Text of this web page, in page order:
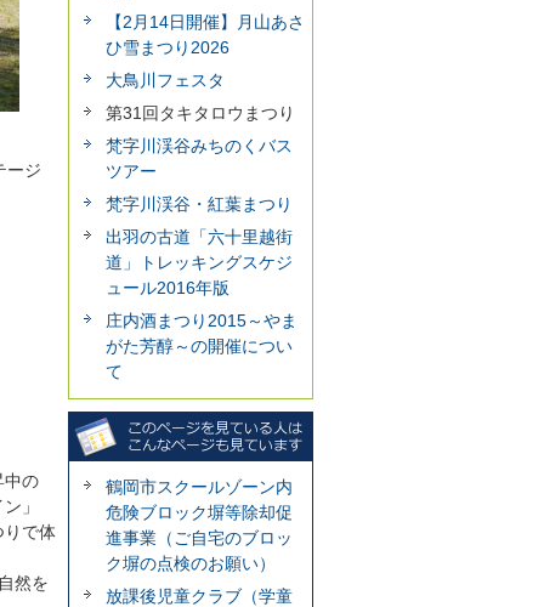
ージ
中の
」
りで体
然を
【2月14日開催】月山あさ
ひ雪まつり2026
大鳥川フェスタ
第31回タキタロウまつり
梵字川渓谷みちのくバス
ツアー
梵字川渓谷・紅葉まつり
出羽の古道「六十里越街
道」トレッキングスケジ
ュール2016年版
庄内酒まつり2015～やま
がた芳醇～の開催につい
て
鶴岡市スクールゾーン内
危険ブロック塀等除却促
進事業（ご自宅のブロッ
ク塀の点検のお願い）
放課後児童クラブ（学童